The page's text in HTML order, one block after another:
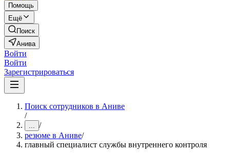
Помощь
Ещё
Поиск
Анива
Войти
Войти
Зарегистрироваться
Поиск сотрудников в Аниве
/
... /
резюме в Аниве/
главный специалист службы внутреннего контроля